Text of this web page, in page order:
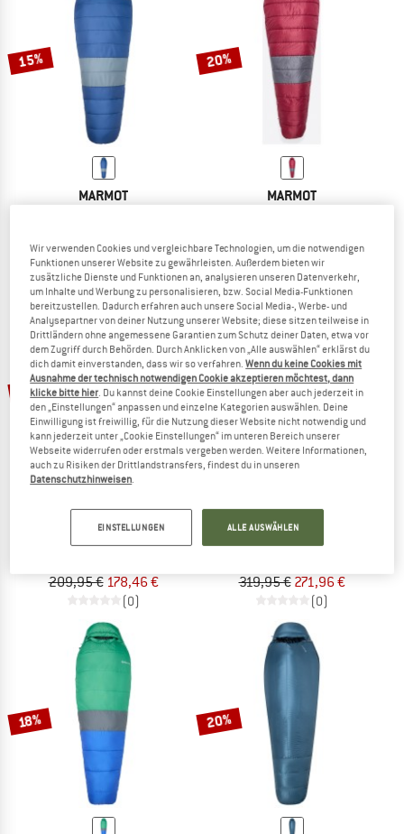
15%
MARMOT
209,95 €178,46 €
(0)
20%
MARMOT
159,95 €ab 127,96 €
(0)
15%
MARMOT
Wraptor 30 Synthetic
209,95 € 178,46 €
(0)
15%
MARMOT
Mad River 30
319,95 € 271,96 €
(0)
18% 20%
Wir verwenden Cookies und vergleichbare Technologien, um die notwendigen
Funktionen unserer Website zu gewährleisten. Außerdem bieten wir
zusätzliche Dienste und Funktionen an, analysieren unseren Datenverkehr,
um Inhalte und Werbung zu personalisieren, bzw. Social Media-Funktionen
bereitzustellen. Dadurch erfahren auch unsere Social Media-, Werbe- und
Analysepartner von deiner Nutzung unserer Website; diese sitzen teilweise in
Drittländern ohne angemessene Garantien zum Schutz deiner Daten, etwa vor
dem Zugriff durch Behörden. Durch Anklicken von „Alle auswählen“ erklärst du
dich damit einverstanden, dass wir so verfahren.Wenn du keine Cookies mit
Ausnahme der technisch notwendigen Cookie akzeptieren möchtest, dann
klicke bitte hier. Du kannst deine Cookie Einstellungen aber auch jederzeit in
den „Einstellungen“ anpassen und einzelne Kategorien auswählen. Deine
Einwilligung ist freiwillig, für die Nutzung dieser Website nicht notwendig und
kann jederzeit unter „Cookie Einstellungen“ im unteren Bereich unserer
Webseite widerrufen oder erstmals vergeben werden. Weitere Informationen,
auch zu Risiken der Drittlandstransfers, findest du in unseren
Datenschutzhinweisen.
EINSTELLUNGEN ALLE AUSWÄHLEN